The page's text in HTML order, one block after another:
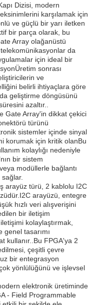
Dizisi, modern
karşılamak için
ve güçlü bir yarı iletken
bir parça olarak, bu
Array olağanüstü
da
için ideal bir
sonrası
ve
belirli ihtiyaçlara göre
geliştirme döngüsünü
azaltır..
Gate Array'in dikkat çekici
türünü
sistemler içinde sinyal
korumak için kritik olanBu
kolaylığı nedeniyle
bir sistem
modüllerle bağlantı
arayüz türü, 2 kablolu I2C
arayüzü, entegre
hızlı veri alışverişini
bir iletişim
kolaylaştırmak,
genel tasarımı
kullanır..Bu FPGA'ya 2
çeşitli çevre
bir entegrasyon
yönlülüğünü ve işlevsel
elektronik üretiminde
- Field Programmable